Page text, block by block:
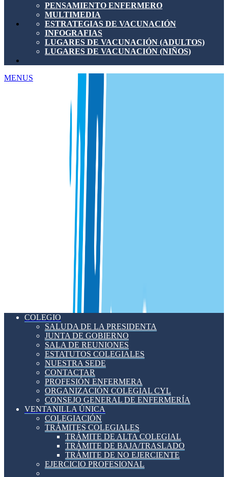
PENSAMIENTO ENFERMERO
MULTIMEDIA
ESTRATEGIAS DE VACUNACIÓN
INFOGRAFIAS
LUGARES DE VACUNACIÓN (ADULTOS)
LUGARES DE VACUNACIÓN (NIÑOS)
MENUS
COLEGIO
SALUDA DE LA PRESIDENTA
JUNTA DE GOBIERNO
SALA DE REUNIONES
ESTATUTOS COLEGIALES
NUESTRA SEDE
CONTACTAR
PROFESIÓN ENFERMERA
ORGANIZACIÓN COLEGIAL CYL
CONSEJO GENERAL DE ENFERMERÍA
VENTANILLA ÚNICA
COLEGIACIÓN
TRÁMITES COLEGIALES
TRÁMITE DE ALTA COLEGIAL
TRÁMITE DE BAJA/TRASLADO
TRÁMITE DE NO EJERCIENTE
EJERCICIO PROFESIONAL